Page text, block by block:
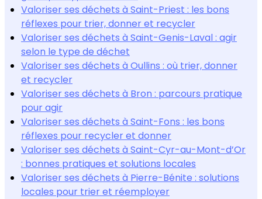
Valoriser ses déchets à Saint-Priest : les bons
réflexes pour trier, donner et recycler
Valoriser ses déchets à Saint-Genis-Laval : agir
selon le type de déchet
Valoriser ses déchets à Oullins : où trier, donner
et recycler
Valoriser ses déchets à Bron : parcours pratique
pour agir
Valoriser ses déchets à Saint-Fons : les bons
réflexes pour recycler et donner
Valoriser ses déchets à Saint-Cyr-au-Mont-d’Or
: bonnes pratiques et solutions locales
Valoriser ses déchets à Pierre-Bénite : solutions
locales pour trier et réemployer